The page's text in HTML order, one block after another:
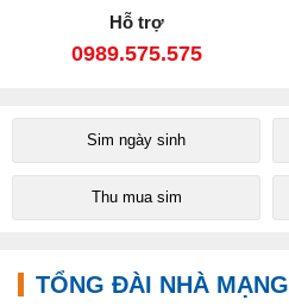
Hỗ trợ
0989.575.575
Sim ngày sinh
Thu mua sim
TỔNG ĐÀI NHÀ MẠNG